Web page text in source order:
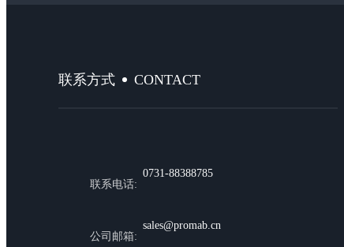
联系方式 CONTACT
联系电话:
0731-88388785
公司邮箱:
sales@promab.cn